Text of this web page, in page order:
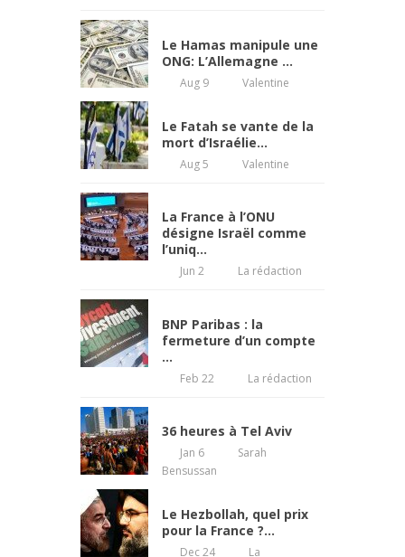
Le Hamas manipule une
ONG: L’Allemagne ...
Aug 9 Valentine
Le Fatah se vante de la
mort d’Israélie...
Aug 5 Valentine
La France à l’ONU
désigne Israël comme
l’uniq...
Jun 2 La rédaction
BNP Paribas : la
fermeture d’un compte
...
Feb 22 La rédaction
36 heures à Tel Aviv
Jan 6
Sarah
Bensussan
Le Hezbollah, quel prix
pour la France ?…
Dec 24
La